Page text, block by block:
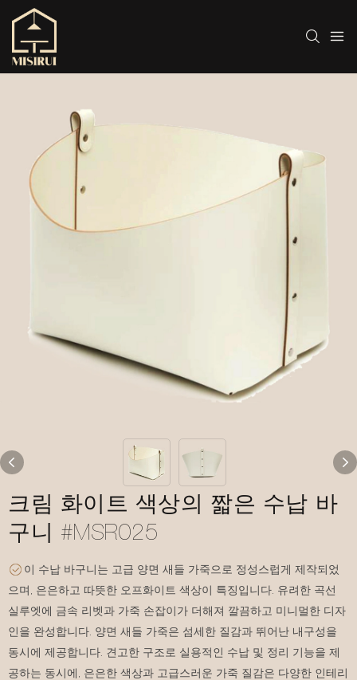
크림 화이트 색상의 짧은 수납 바
구니 #MSR025
이 수납 바구니는 고급 양면 새들 가죽으로 정성스럽게 제작되었
으며, 은은하고 따뜻한 오프화이트 색상이 특징입니다. 유려한 곡선
실루엣에 금속 리벳과 가죽 손잡이가 더해져 깔끔하고 미니멀한 디자
인을 완성합니다. 양면 새들 가죽은 섬세한 질감과 뛰어난 내구성을
동시에 제공합니다. 견고한 구조로 실용적인 수납 및 정리 기능을 제
공하는 동시에, 은은한 색상과 고급스러운 가죽 질감은 다양한 인테리